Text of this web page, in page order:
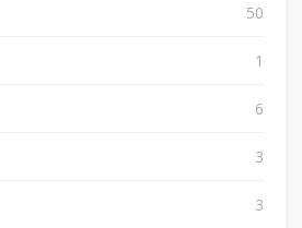
50
1
6
3
3